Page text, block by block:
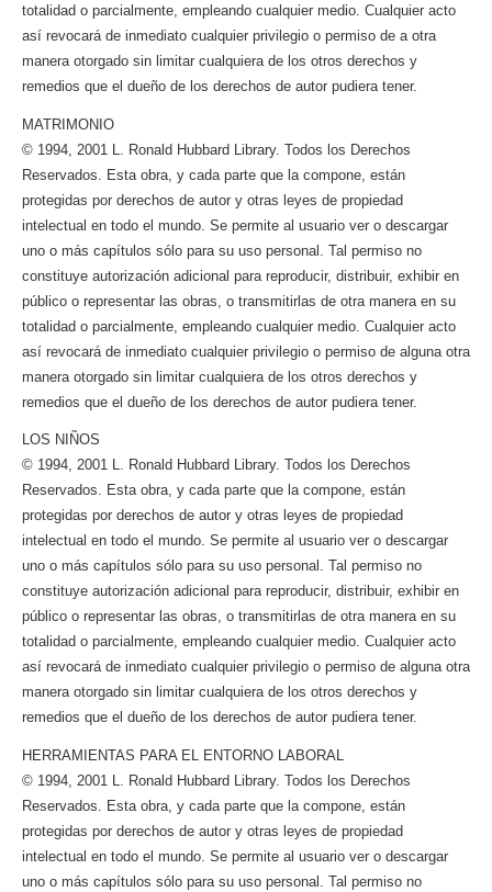
totalidad o parcialmente, empleando cualquier medio. Cualquier acto
así revocará de inmediato cualquier privilegio o permiso de a otra
manera otorgado sin limitar cualquiera de los otros derechos y
remedios que el dueño de los derechos de autor pudiera tener.
MATRIMONIO
© 1994, 2001 L. Ronald Hubbard Library. Todos los Derechos
Reservados. Esta obra, y cada parte que la compone, están
protegidas por derechos de autor y otras leyes de propiedad
intelectual en todo el mundo. Se permite al usuario ver o descargar
uno o más capítulos sólo para su uso personal. Tal permiso no
constituye autorización adicional para reproducir, distribuir, exhibir en
público o representar las obras, o transmitirlas de otra manera en su
totalidad o parcialmente, empleando cualquier medio. Cualquier acto
así revocará de inmediato cualquier privilegio o permiso de alguna otra
manera otorgado sin limitar cualquiera de los otros derechos y
remedios que el dueño de los derechos de autor pudiera tener.
LOS NIÑOS
© 1994, 2001 L. Ronald Hubbard Library. Todos los Derechos
Reservados. Esta obra, y cada parte que la compone, están
protegidas por derechos de autor y otras leyes de propiedad
intelectual en todo el mundo. Se permite al usuario ver o descargar
uno o más capítulos sólo para su uso personal. Tal permiso no
constituye autorización adicional para reproducir, distribuir, exhibir en
público o representar las obras, o transmitirlas de otra manera en su
totalidad o parcialmente, empleando cualquier medio. Cualquier acto
así revocará de inmediato cualquier privilegio o permiso de alguna otra
manera otorgado sin limitar cualquiera de los otros derechos y
remedios que el dueño de los derechos de autor pudiera tener.
HERRAMIENTAS PARA EL ENTORNO LABORAL
© 1994, 2001 L. Ronald Hubbard Library. Todos los Derechos
Reservados. Esta obra, y cada parte que la compone, están
protegidas por derechos de autor y otras leyes de propiedad
intelectual en todo el mundo. Se permite al usuario ver o descargar
uno o más capítulos sólo para su uso personal. Tal permiso no